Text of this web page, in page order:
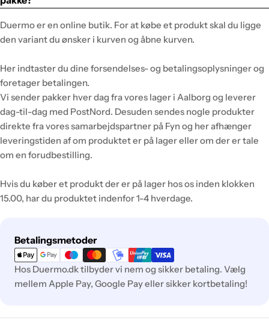
Duermo er en online butik. For at købe et produkt skal du ligge
den variant du ønsker i kurven og åbne kurven.
Her indtaster du dine forsendelses- og betalingsoplysninger og
foretager betalingen.
Vi sender pakker hver dag fra vores lager i Aalborg og leverer
dag-til-dag med PostNord. Desuden sendes nogle produkter
direkte fra vores samarbejdspartner på Fyn og her afhænger
leveringstiden af om produktet er på lager eller om der er tale
om en forudbestilling.
Hvis du køber et produkt der er på lager hos os inden klokken
15.00, har du produktet indenfor 1-4 hverdage.
Betalingsmetoder
Betalingsmetoder
Hos Duermo.dk tilbyder vi nem og sikker betaling. Vælg
mellem Apple Pay, Google Pay eller sikker kortbetaling!